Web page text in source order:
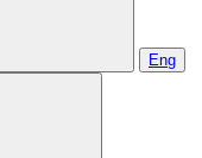
Eng